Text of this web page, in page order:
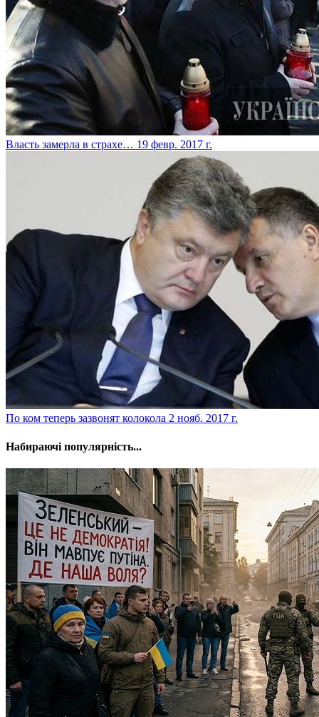
​Власть замерла в страхе… 19 февр. 2017 г.
​По ком теперь зазвонят колокола 2 нояб. 2017 г.
Набираючі популярність...